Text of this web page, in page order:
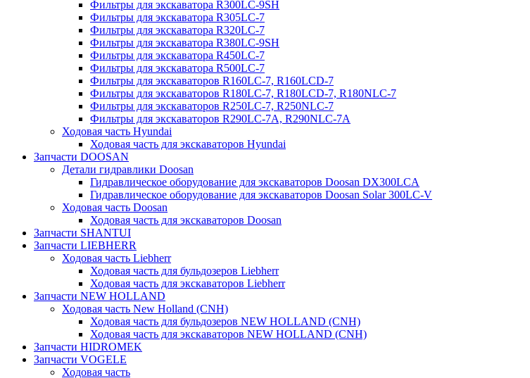
Фильтры для экскаватора R300LC-9SH
Фильтры для экскаватора R305LC-7
Фильтры для экскаватора R320LC-7
Фильтры для экскаватора R380LC-9SH
Фильтры для экскаватора R450LC-7
Фильтры для экскаватора R500LC-7
Фильтры для экскаваторов R160LC-7, R160LCD-7
Фильтры для экскаваторов R180LC-7, R180LCD-7, R180NLC-7
Фильтры для экскаваторов R250LC-7, R250NLC-7
Фильтры для экскаваторов R290LC-7A, R290NLC-7A
Ходовая часть Hyundai
Ходовая часть для экскаваторов Hyundai
Запчасти DOOSAN
Детали гидравлики Doosan
Гидравлическое оборудование для экскаваторов Doosan DX300LCA
Гидравлическое оборудование для экскаваторов Doosan Solar 300LC-V
Ходовая часть Doosan
Ходовая часть для экскаваторов Doosan
Запчасти SHANTUI
Запчасти LIEBHERR
Ходовая часть Liebherr
Ходовая часть для бульдозеров Liebherr
Ходовая часть для экскаваторов Liebherr
Запчасти NEW HOLLAND
Ходовая часть New Holland (CNH)
Ходовая часть для бульдозеров NEW HOLLAND (CNH)
Ходовая часть для экскаваторов NEW HOLLAND (CNH)
Запчасти HIDROMEK
Запчасти VOGELE
Ходовая часть